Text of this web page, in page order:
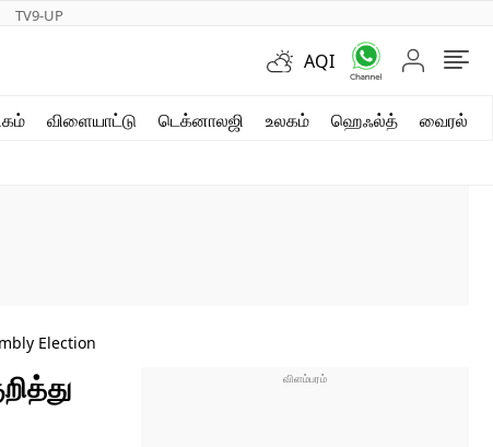
TV9-UP
AQI
விளையாட்டு டெக்னாலஜி உலகம் ஹெஃல்த் வைரல்
Election